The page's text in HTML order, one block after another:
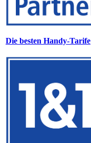
Die besten Handy-Tarife